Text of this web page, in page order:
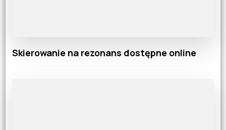
Skierowanie na rezonans dostępne online